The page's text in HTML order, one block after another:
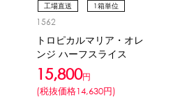
工場直送
1箱単位
冷凍
1562
トロピカルマリア・オレ
ンジ ハーフスライス
15,800円
(税抜価格14,630円)